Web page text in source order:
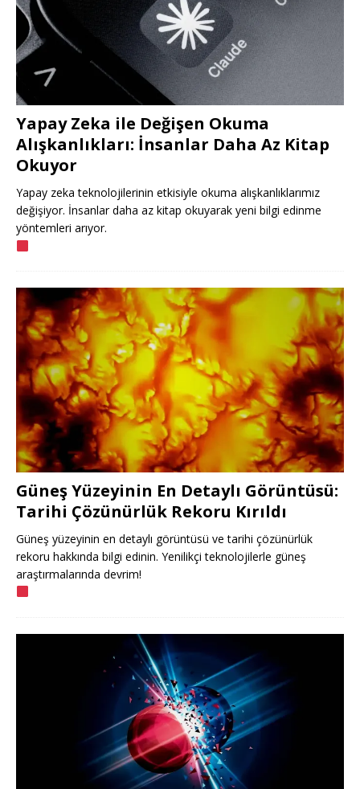
Yapay Zeka ile Değişen Okuma
Alışkanlıkları: İnsanlar Daha Az Kitap
Okuyor
Yapay zeka teknolojilerinin etkisiyle okuma alışkanlıklarımız
değişiyor. İnsanlar daha az kitap okuyarak yeni bilgi edinme
yöntemleri arıyor.
Güneş Yüzeyinin En Detaylı Görüntüsü:
Tarihi Çözünürlük Rekoru Kırıldı
Güneş yüzeyinin en detaylı görüntüsü ve tarihi çözünürlük
rekoru hakkında bilgi edinin. Yenilikçi teknolojilerle güneş
araştırmalarında devrim!